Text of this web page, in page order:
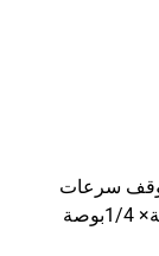
سرعات
1.5 ثانية بعجلة طحن قياسية (4-1/2 بوصة× 1/4بوصة